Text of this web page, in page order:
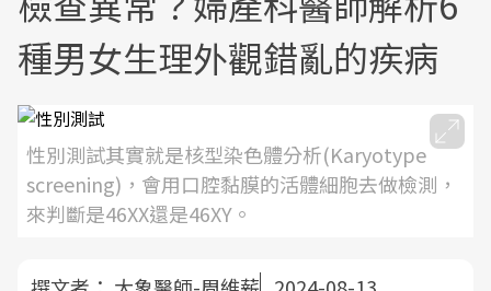
種男女生理外觀錯亂的疾病
性別測試其實就是核型染色體分析(Karyotype
screening)，會用口腔黏膜的活體細胞去做檢測，
來判斷是46XX還是46XY。